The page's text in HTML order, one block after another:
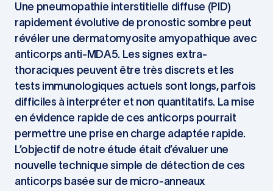
Une pneumopathie interstitielle diffuse (PID)
rapidement évolutive de pronostic sombre peut
révéler une dermatomyosite amyopathique avec
anticorps anti-MDA5. Les signes extra-
thoraciques peuvent être très discrets et les
tests immunologiques actuels sont longs, parfois
difficiles à interpréter et non quantitatifs. La mise
en évidence rapide de ces anticorps pourrait
permettre une prise en charge adaptée rapide.
L’objectif de notre étude était d’évaluer une
nouvelle technique simple de détection de ces
anticorps basée sur de micro-anneaux